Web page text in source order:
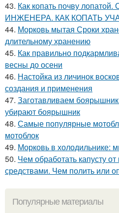
43. Как копать почву
ИНЖЕНЕРА. КАК КОПАТЬ
44. Морковь мытая Сроки
длительному хранению
45. Как правильно
весны до осени
46. Настойка из личинок
создания и применения
47. Заготавливаем
убирают боярышник
48. Самые популярные
мотоблок
49. Морковь в холодильнике:
50. Чем обработать капусту
средствами. Чем полить или
Популярные материалы